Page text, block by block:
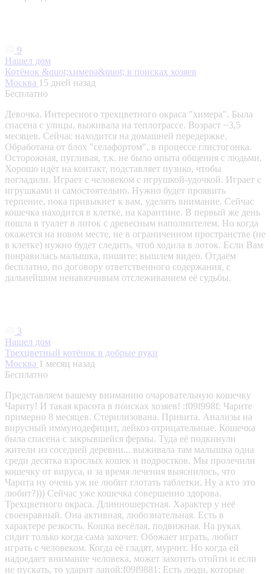
9
Нашел дом
Котёнок &quot;химера&quot; в поисках хозяев
Москва 15 дней назад
Бесплатно
Девочка. Интересного трехцветного окраса "химера". Была
спасена с улицы, выживала на теплотрассе. Возраст ~3,5
месяцев. Сейчас находится на домашней передержке.
Обработана от блох "селафортом", в процессе глистогонка.
Осторожная, пугливая, т.к. не было опыта общения с людьми.
Хорошо идёт на контакт, подставляет пузико, чтобы
погладили. Играет с человеком с игрушкой-удочкой. Играет с
игрушками и самостоятельно. Нужно будет проявить
терпение, пока привыкнет к вам, уделять внимание. Сейчас
кошечка находится в клетке, на карантине. В первый же день
пошла в туалет в лоток с древесным наполнителем. Но когда
окажется на новом месте, не в ограниченном пространстве (не
в клетке) нужно будет следить, чтоб ходила в лоток. Если Вам
понравилась малышка, пишите: вышлем видео. Отдаём
бесплатно, по договору ответственного содержания, с
дальнейшим ненавязчивым отслеживанием её судьбы.
3
Нашел дом
Трехцветный котёнок в добрые руки
Москва 1 месяц назад
Бесплатно
Представляем вашему вниманию очаровательную кошечку
Чариту! И такая красота в поисках хозяев! :f09f998f: Чарите
примерно 8 месяцев. Стерилизована. Привита. Анализы на
вирусный иммунодефицит, лейкоз отрицательные. Кошечка
была спасена с закрывшейся фермы. Туда её подкинули
жители из соседней деревни... выживала там малышка одна
среди десятка взрослых кошек и подростков. Мы пролечили
кошечку от вируса, и за время лечения выяснилось, что
Чарита ну очень уж не любит глотать таблетки. Ну а кто это
любит?))) Сейчас уже кошечка совершенно здорова.
Трехцветного окраса. Длинношерстная. Характер у неё
своенравный. Она активная, любознательная. Есть в
характере резкость. Кошка весёлая, подвижная. На руках
сидит только когда сама захочет. Обожает играть, любит
играть с человеком. Когда её гладят, мурчит. Но когда ей
надоедает внимание человека, может захотеть отойти и если
не пускать, то ударит лапой:f09f9881: Есть люди, которые